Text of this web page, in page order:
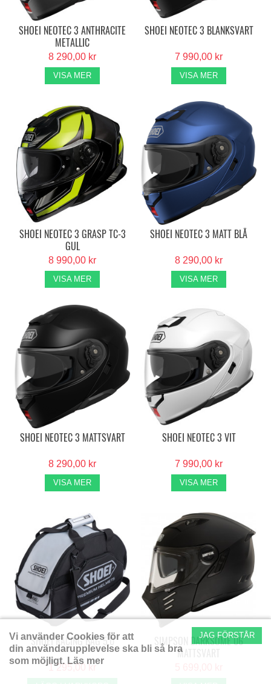
SHOEI NEOTEC 3 ANTHRACITE
METALLIC
8 290,00 kr
VISA MER
SHOEI NEOTEC 3 BLANKSVART
7 990,00 kr
VISA MER
SHOEI NEOTEC 3 GRASP TC-3
GUL
8 990,00 kr
VISA MER
SHOEI NEOTEC 3 MATT BLÅ
8 290,00 kr
VISA MER
SHOEI NEOTEC 3 MATTSVART
8 290,00 kr
VISA MER
SHOEI NEOTEC 3 VIT
7 990,00 kr
VISA MER
SHOEI RACING BAG 5.0
1 295,00 kr
SIMPSON DARKSOME 06
MATTSVART
JAG FÖRSTÅR
Vi använder Cookies för att
din användarupplevelse ska bli så bra
som möjligt. Läs mer